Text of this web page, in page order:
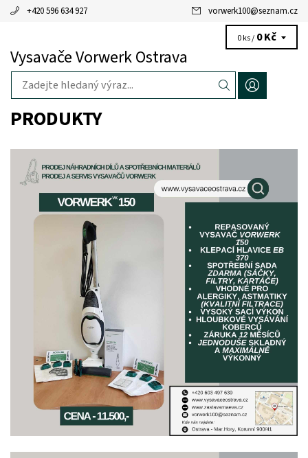
+420 596 634 927 vorwerk100@seznam.cz
Vysavače Vorwerk Ostrava
0 ks / 0 Kč
PRODUKTY